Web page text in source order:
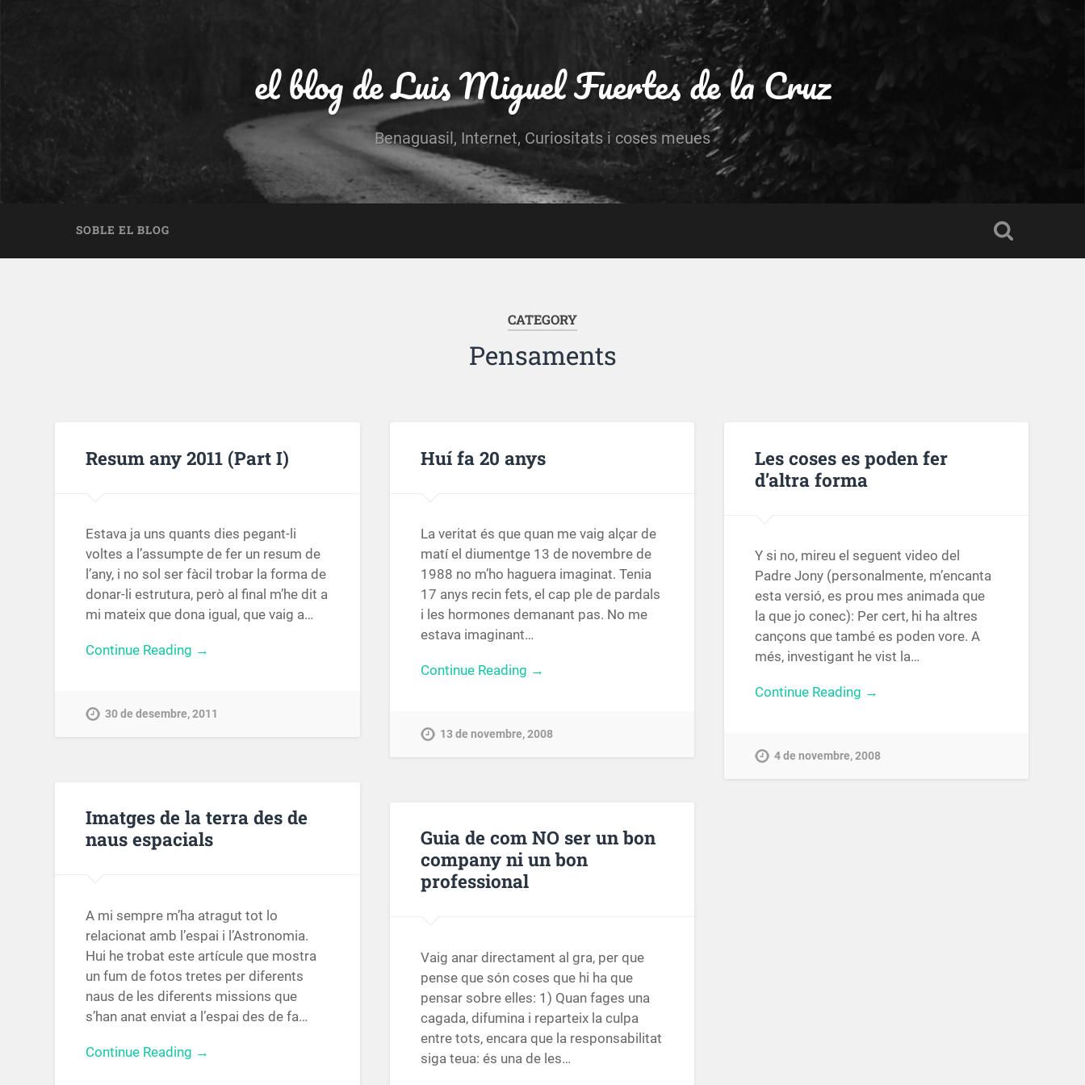
el blog de Luis Miguel Fuertes de la Cruz
Benaguasil, Internet, Curiositats i coses meues
SOBLE EL BLOG
CATEGORY
Pensaments
Resum any 2011 (Part I)
Estava ja uns quants dies pegant-li
voltes a l’assumpte de fer un resum de
l’any, i no sol ser fàcil trobar la forma de
donar-li estrutura, però al final m’he dit a
mi mateix que dona igual, que vaig a…
Continue Reading →
30 de desembre, 2011
Huí fa 20 anys
La veritat és que quan me vaig alçar de
matí el diumentge 13 de novembre de
1988 no m’ho haguera imaginat. Tenia
17 anys recin fets, el cap ple de pardals
i les hormones demanant pas. No me
estava imaginant…
Continue Reading →
13 de novembre, 2008
Les coses es poden fer
d’altra forma
Y si no, mireu el seguent video del
Padre Jony (personalmente, m’encanta
esta versió, es prou mes animada que
la que jo conec): Per cert, hi ha altres
cançons que també es poden vore. A
més, investigant he vist la…
Continue Reading →
4 de novembre, 2008
Imatges de la terra des de
naus espacials
A mi sempre m’ha atragut tot lo
relacionat amb l’espai i l’Astronomia.
Hui he trobat este artícule que mostra
un fum de fotos tretes per diferents
naus de les diferents missions que
s’han anat enviat a l’espai des de fa…
Continue Reading →
Guia de com NO ser un bon
company ni un bon
professional
Vaig anar directament al gra, per que
pense que són coses que hi ha que
pensar sobre elles: 1) Quan fages una
cagada, difumina i reparteix la culpa
entre tots, encara que la responsabilitat
siga teua: és una de les…